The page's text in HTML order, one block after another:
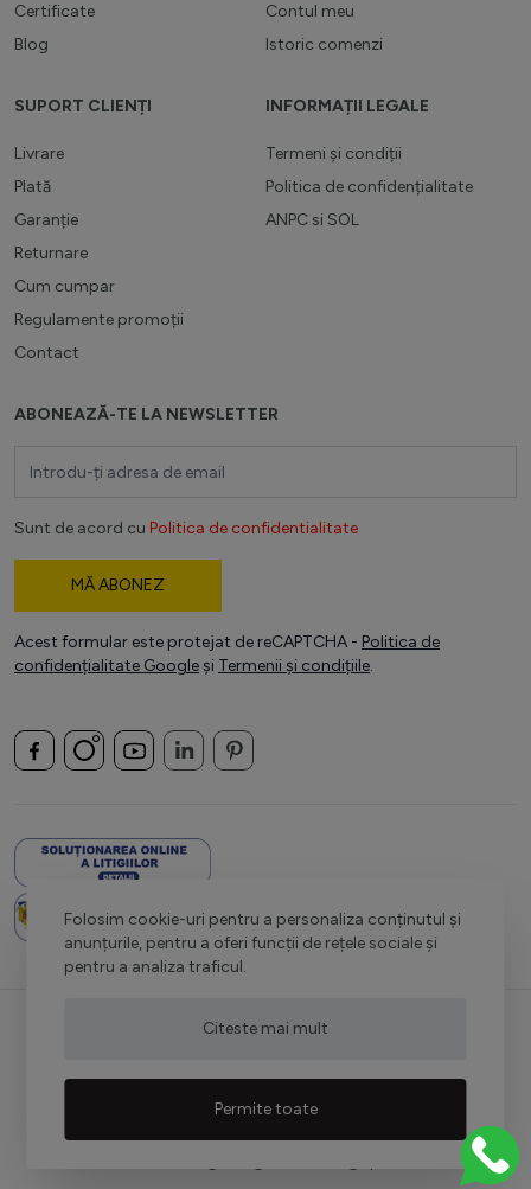
Folosim cookie-uri pentru a personaliza conținutul și
anunțurile, pentru a oferi funcții de rețele sociale și
pentru a analiza traficul.
Citeste mai mult
Permite toate
Certificate
Blog
Contul meu
Istoric comenzi
SUPORT CLIENȚI
Livrare
Plată
Garanție
Returnare
Cum cumpar
Regulamente promoții
Contact
INFORMAȚII LEGALE
Termeni și condiții
Politica de confidențialitate
ANPC si SOL
ABONEAZĂ-TE LA NEWSLETTER
Sunt de acord cu Politica de confidentialitate
MĂ ABONEZ
Acest formular este protejat de reCAPTCHA - Politica de
confidențialitate Google și Termenii și condițiile.